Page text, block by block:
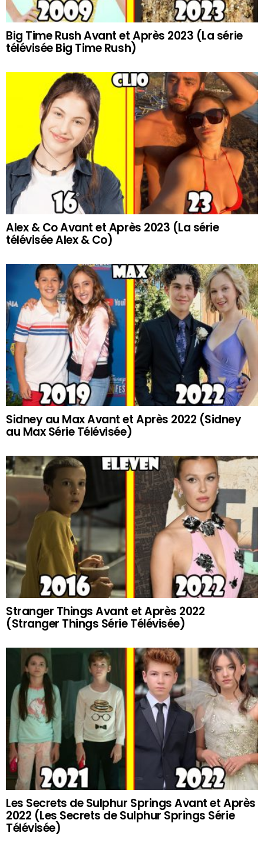
Big Time Rush Avant et Après 2023 (La série
télévisée Big Time Rush)
Alex & Co Avant et Après 2023 (La série
télévisée Alex & Co)
Sidney au Max Avant et Après 2022 (Sidney
au Max Série Télévisée)
Stranger Things Avant et Après 2022
(Stranger Things Série Télévisée)
Les Secrets de Sulphur Springs Avant et Après
2022 (Les Secrets de Sulphur Springs Série
Télévisée)